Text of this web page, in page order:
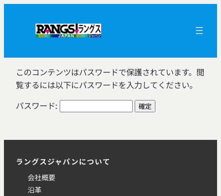
キ
このコンテンツはパスワードで保護されています。閲
覧するには以下にパスワードを入力してください。
パスワード:
ラングスジャパンについて
会社概要
沿革